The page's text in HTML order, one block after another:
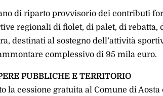
di riparto provvisorio dei contributi
regionali di fiolet, di palet, di rebatta,
destinati al sostegno dell’attività
complessivo di 95 mila euro.
PUBBLICHE E TERRITORIO
la cessione gratuita al Comune di